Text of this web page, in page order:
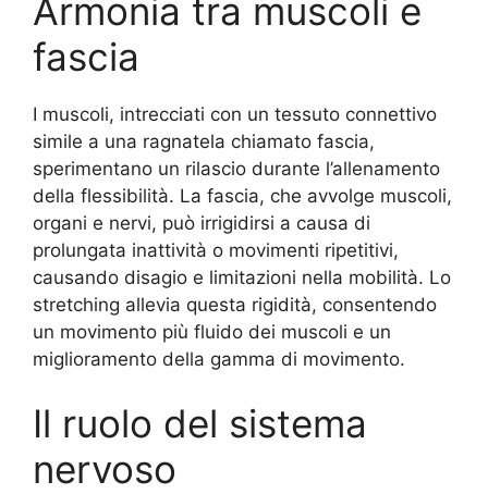
Armonia tra muscoli e
fascia
I muscoli, intrecciati con un tessuto connettivo
simile a una ragnatela chiamato fascia,
sperimentano un rilascio durante l’allenamento
della flessibilità. La fascia, che avvolge muscoli,
organi e nervi, può irrigidirsi a causa di
prolungata inattività o movimenti ripetitivi,
causando disagio e limitazioni nella mobilità. Lo
stretching allevia questa rigidità, consentendo
un movimento più fluido dei muscoli e un
miglioramento della gamma di movimento.
Il ruolo del sistema
nervoso